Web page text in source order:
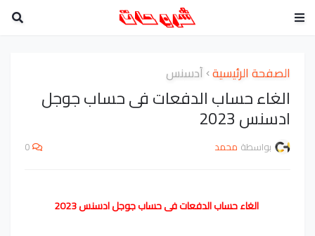
الصفحة الرئيسية أدسنس
الغاء حساب الدفعات فى حساب جوجل
ادسنس 2023
بواسطة محمد 0
الغاء حساب الدفعات فى حساب جوجل ادسنس 2023